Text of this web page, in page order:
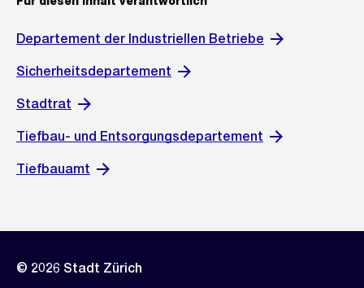
Departement der Industriellen Betriebe
Sicherheitsdepartement
Stadtrat
Tiefbau- und Entsorgungsdepartement
Tiefbauamt
© 2026 Stadt Zürich